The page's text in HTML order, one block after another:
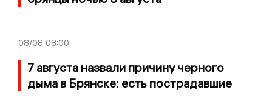
08/08 08:00
7 августа назвали причину черного
дыма в Брянске: есть пострадавшие